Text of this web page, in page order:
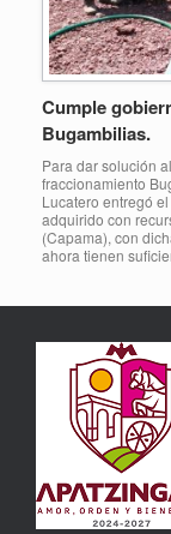
Cumple
Bugambilias.
Para dar solución
fraccionamiento
Lucatero entregó
adquirido con
(Capama), con
ahora tienen